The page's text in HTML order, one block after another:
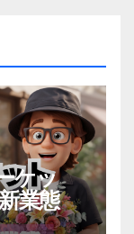
ケッ
業態